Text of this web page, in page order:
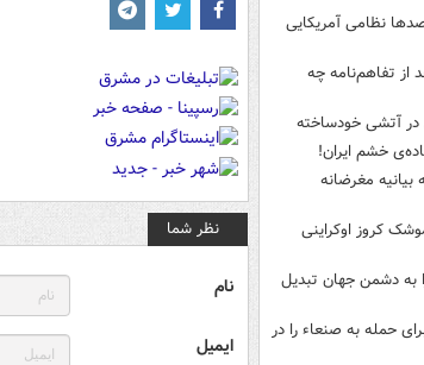
نظامی آمریکایی
از تفاهم‌نامه چه
آتشی خودساخته
خشم ایران!
مغرضانه
کروز اوکراینی
به دشمن جهان تبدیل
حمله به صنعاء را در
نظر شما
نام
ایمیل